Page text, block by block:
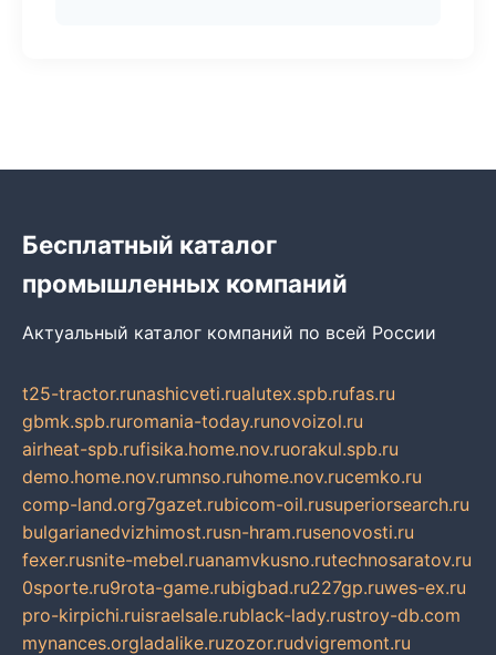
Бесплатный каталог
промышленных компаний
Актуальный каталог компаний по всей России
t25-tractor.runashicveti.rualutex.spb.rufas.ru
gbmk.spb.ruromania-today.runovoizol.ru
airheat-spb.rufisika.home.nov.ruorakul.spb.ru
demo.home.nov.rumnso.ruhome.nov.rucemko.ru
comp-land.org7gazet.rubicom-oil.rusuperiorsearch.ru
bulgarianedvizhimost.rusn-hram.rusenovosti.ru
fexer.rusnite-mebel.ruanamvkusno.rutechnosaratov.ru
0sporte.ru9rota-game.rubigbad.ru227gp.ruwes-ex.ru
pro-kirpichi.ruisraelsale.rublack-lady.rustroy-db.com
mynances.orgladalike.ruzozor.rudvigremont.ru